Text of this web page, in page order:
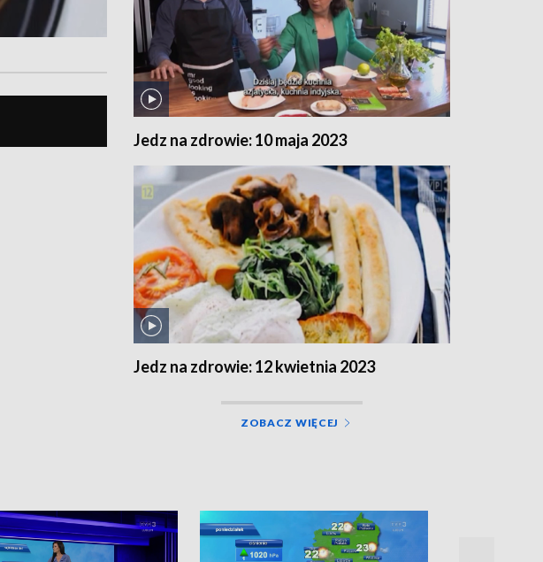
Jedz na zdrowie: 10 maja 2023
Jedz na zdrowie: 12 kwietnia 2023
ZOBACZ WIĘCEJ